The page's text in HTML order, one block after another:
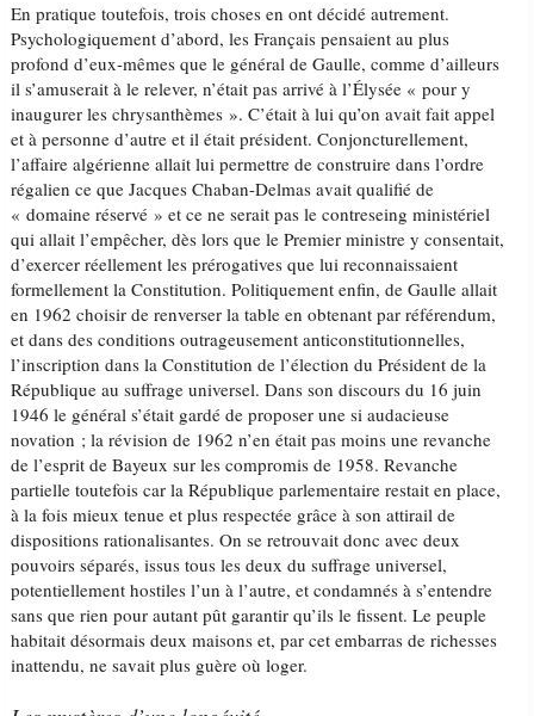
En pratique toutefois, trois choses en ont décidé autrement.
Psychologiquement d’abord, les Français pensaient au plus
profond d’eux-mêmes que le général de Gaulle, comme d’ailleurs
il s’amuserait à le relever, n’était pas arrivé à l’Élysée « pour y
inaugurer les chrysanthèmes ». C’était à lui qu’on avait fait appel
et à personne d’autre et il était président. Conjoncturellement,
l’affaire algérienne allait lui permettre de construire dans l’ordre
régalien ce que Jacques Chaban-Delmas avait qualifié de
« domaine réservé » et ce ne serait pas le contreseing ministériel
qui allait l’empêcher, dès lors que le Premier ministre y consentait,
d’exercer réellement les prérogatives que lui reconnaissaient
formellement la Constitution. Politiquement enfin, de Gaulle allait
en 1962 choisir de renverser la table en obtenant par référendum,
et dans des conditions outrageusement anticonstitutionnelles,
l’inscription dans la Constitution de l’élection du Président de la
République au suffrage universel. Dans son discours du 16 juin
1946 le général s’était gardé de proposer une si audacieuse
novation ; la révision de 1962 n’en était pas moins une revanche
de l’esprit de Bayeux sur les compromis de 1958. Revanche
partielle toutefois car la République parlementaire restait en place,
à la fois mieux tenue et plus respectée grâce à son attirail de
dispositions rationalisantes. On se retrouvait donc avec deux
pouvoirs séparés, issus tous les deux du suffrage universel,
potentiellement hostiles l’un à l’autre, et condamnés à s’entendre
sans que rien pour autant pût garantir qu’ils le fissent. Le peuple
habitait désormais deux maisons et, par cet embarras de richesses
inattendu, ne savait plus guère où loger.